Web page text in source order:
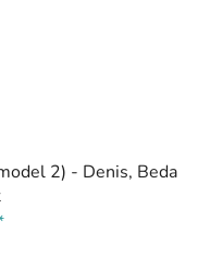
2) - Denis, Beda